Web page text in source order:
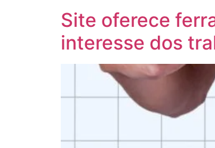
Site oferece
interesse dos